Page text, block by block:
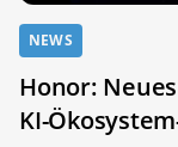
NEWS
Honor:
KI-